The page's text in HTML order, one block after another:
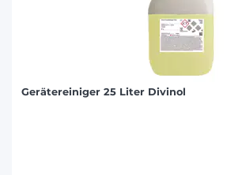
Gerätereiniger 25 Liter Divinol